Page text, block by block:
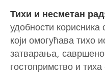
Тихи и несметан
удобности
који омогућава тихо
затварања, савршено
гостопримство и